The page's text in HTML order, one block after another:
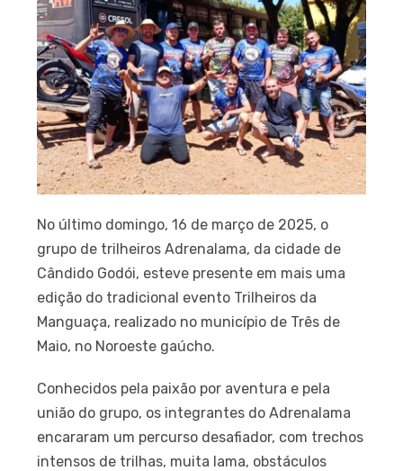
No último domingo, 16 de março de 2025, o
grupo de trilheiros Adrenalama, da cidade de
Cândido Godói, esteve presente em mais uma
edição do tradicional evento Trilheiros da
Manguaça, realizado no município de Três de
Maio, no Noroeste gaúcho.
Conhecidos pela paixão por aventura e pela
união do grupo, os integrantes do Adrenalama
encararam um percurso desafiador, com trechos
intensos de trilhas, muita lama, obstáculos